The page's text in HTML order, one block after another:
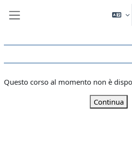
Questo corso al momento non è
Continua